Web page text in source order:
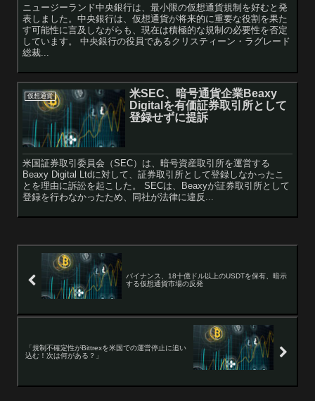
ニュージーランド中央銀行は、最小限の仮想通貨規制を好むと発
表しました。中央銀行は、仮想通貨が将来的に重要な役割を果た
す可能性に言及しながらも、現在は積極的な規制の必要性を否定
しています。 中央銀行の役員であるクリスティーン・ラグレード
総裁...
仮想通貨
米SEC、暗号通貨企業Beaxy
Digitalを有価証券取引所として
登録せずに提訴
米国証券取引委員会（SEC）は、暗号資産取引所を運営する
Beaxy Digital Ltdに対して、証券取引所として登録しなかったこ
とを理由に訴訟を起こした。 SECは、Beaxyが証券取引所として
登録を行わなかったため、同社が法律に違反...
バイナンス、18十億ドル以上のUSDTを保有、暗示
する仮想通貨市場の反発
「規制不確定性がBittrexを米国での運営停止に追い
込む！次は何がある？」